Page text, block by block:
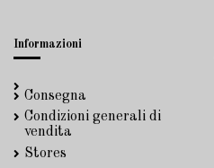
Informazioni
Consegna
Condizioni generali di
vendita
Stores